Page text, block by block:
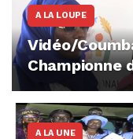
A LA LOUPE
Vidéo/
Championne
leadership
femmes en
A LA UNE